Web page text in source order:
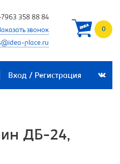
358 88 84
звонок
place.ru
0
Вход / Регистрация
ДБ-24,